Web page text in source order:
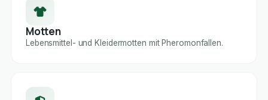
Motten
Lebensmittel- und Kleidermotten mit Pheromonfallen.